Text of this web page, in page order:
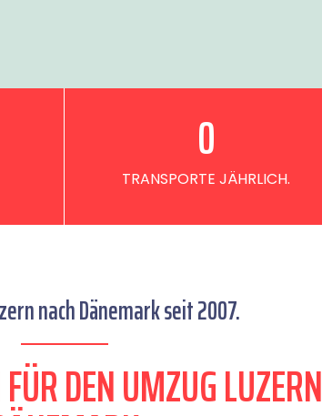
TRANSPORTE JÄHRLICH.
0
nach Dänemark seit 2007.
DEN UMZUG LUZERN